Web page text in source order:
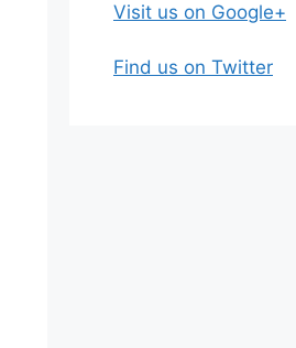
Visit us on Google+
Find us on Twitter